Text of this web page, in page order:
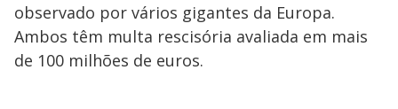
observado por vários gigantes da Europa.
Ambos têm multa rescisória avaliada em mais
de 100 milhões de euros.